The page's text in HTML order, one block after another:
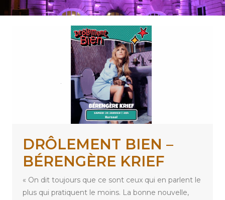
DRÔLEMENT BIEN –
BÉRENGÈRE KRIEF
« On dit toujours que ce sont ceux qui en parlent le
plus qui pratiquent le moins. La bonne nouvelle,